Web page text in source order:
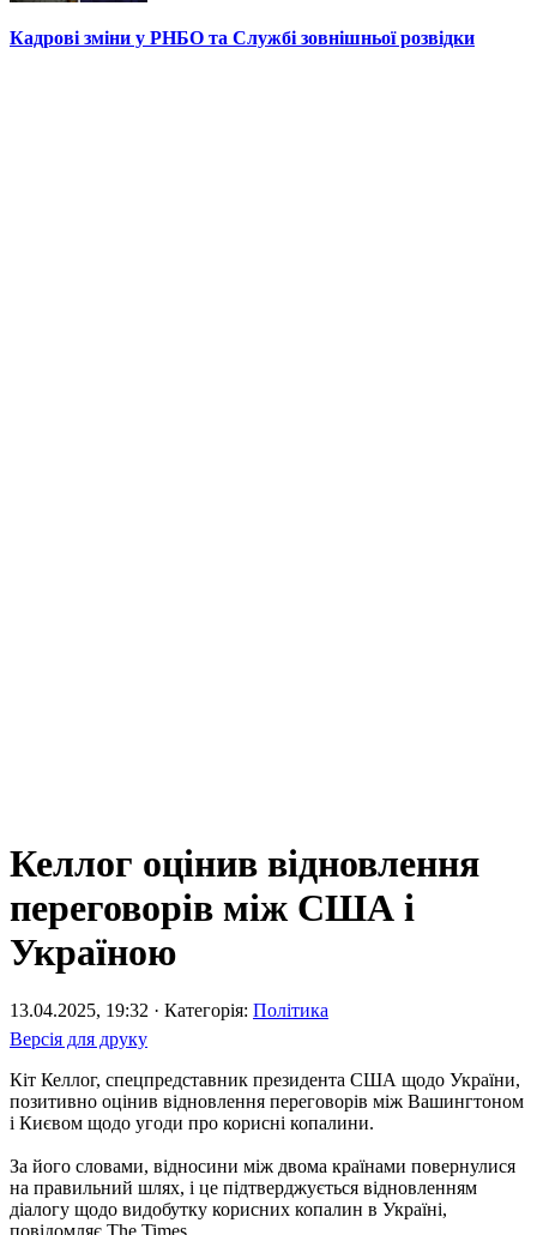
Кадрові зміни у РНБО та Службі зовнішньої розвідки
Келлог оцінив відновлення
переговорів між США і
Україною
13.04.2025, 19:32 · Категорія: Політика
Версія для друку
Кіт Келлог, спецпредставник президента США щодо України,
позитивно оцінив відновлення переговорів між Вашингтоном
і Києвом щодо угоди про корисні копалини.
За його словами, відносини між двома країнами повернулися
на правильний шлях, і це підтверджується відновленням
діалогу щодо видобутку корисних копалин в Україні,
повідомляє The Times.